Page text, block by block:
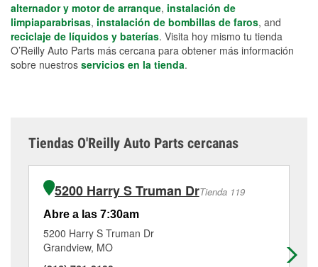
alternador y motor de arranque, instalación de
limpiaparabrisas, instalación de bombillas de faros, and
reciclaje de líquidos y baterías. Visita hoy mismo tu tienda
O’Reilly Auto Parts más cercana para obtener más información
sobre nuestros servicios en la tienda.
Tiendas O'Reilly Auto Parts cercanas
5200 Harry S Truman DrTienda 119
Abre a las 7:30am
5200 Harry S Truman Dr
Grandview, MO